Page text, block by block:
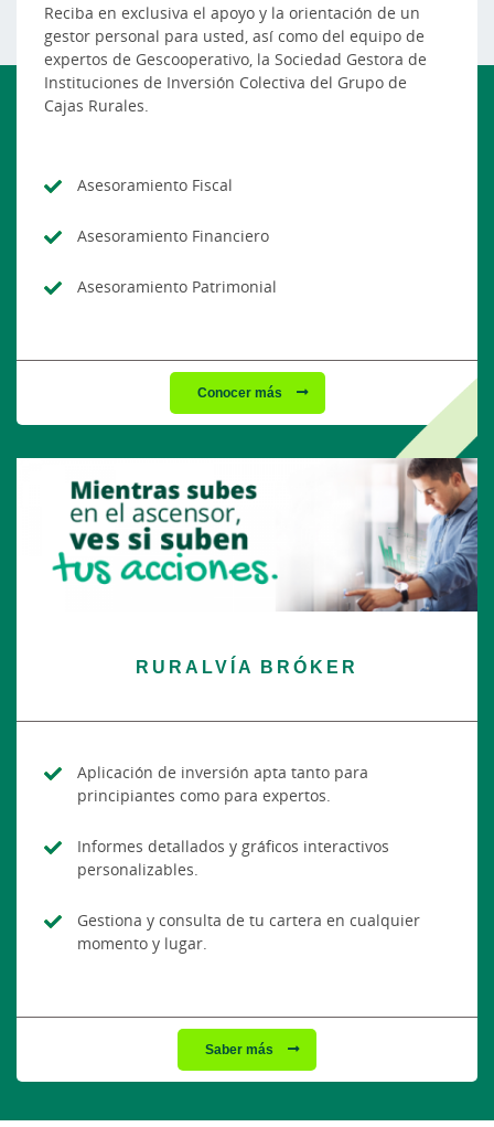
Reciba en exclusiva el apoyo y la orientación de un
gestor personal para usted, así como del equipo de
expertos de Gescooperativo, la Sociedad Gestora de
Instituciones de Inversión Colectiva del Grupo de
Cajas Rurales.
Asesoramiento Fiscal
Asesoramiento Financiero
Asesoramiento Patrimonial
Conocer más
RURALVÍA BRÓKER
Aplicación de inversión apta tanto para
principiantes como para expertos.
Informes detallados y gráficos interactivos
personalizables.
Gestiona y consulta de tu cartera en cualquier
momento y lugar.
Saber más